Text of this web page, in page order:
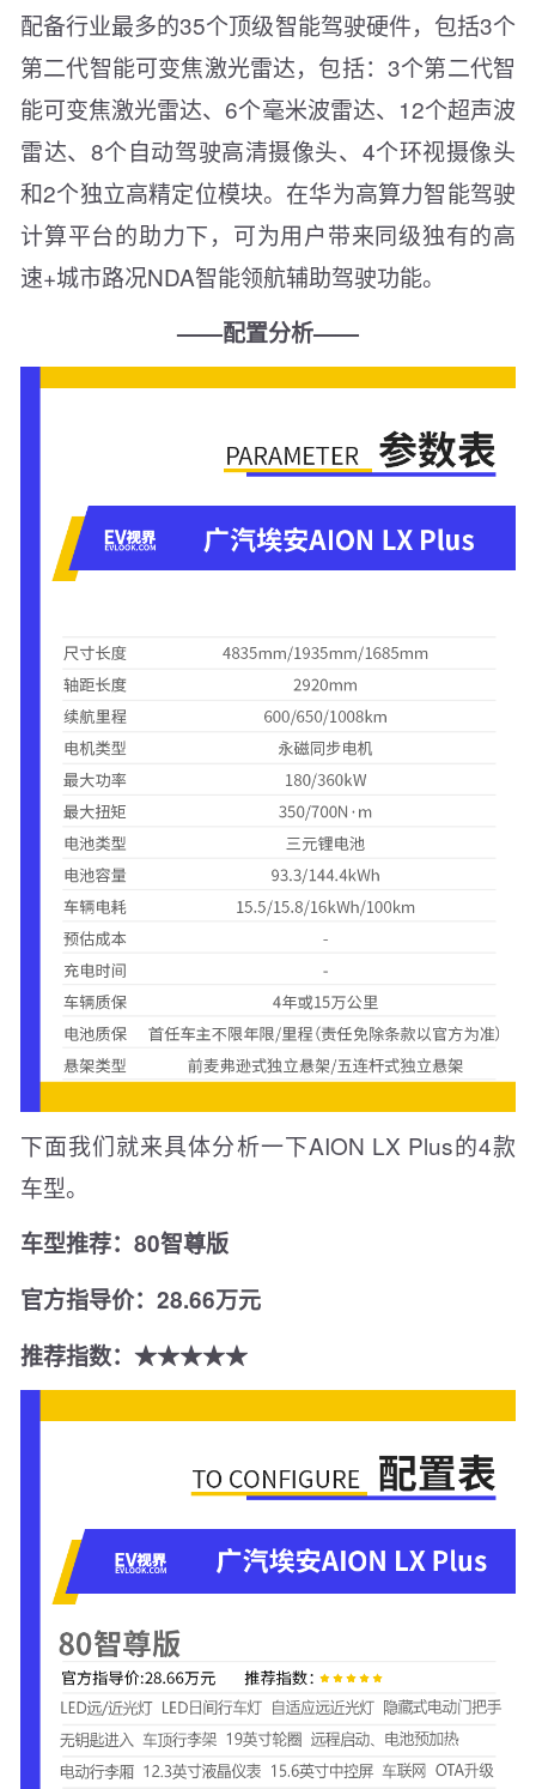
配备行业最多的35个顶级智能驾驶硬件，包括3个
第二代智能可变焦激光雷达，包括：3个第二代智
能可变焦激光雷达、6个毫米波雷达、12个超声波
雷达、8个自动驾驶高清摄像头、4个环视摄像头
和2个独立高精定位模块。在华为高算力智能驾驶
计算平台的助力下，可为用户带来同级独有的高
速+城市路况NDA智能领航辅助驾驶功能。
——配置分析——
下面我们就来具体分析一下AION LX Plus的4款
车型。
车型推荐：80智尊版
官方指导价：28.66万元
推荐指数：★★★★★